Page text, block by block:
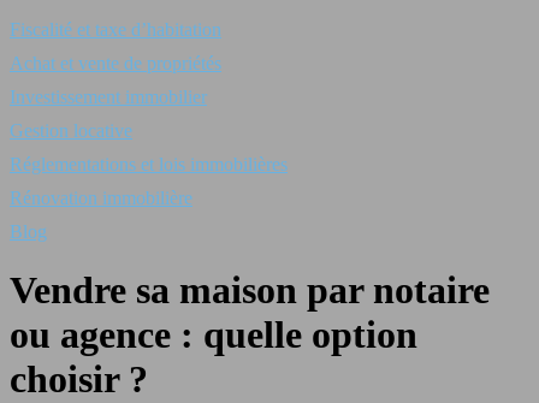
Fiscalité et taxe d’habitation
Achat et vente de propriétés
Investissement immobilier
Gestion locative
Réglementations et lois immobilières
Rénovation immobilière
Blog
Vendre sa maison par notaire
ou agence : quelle option
choisir ?